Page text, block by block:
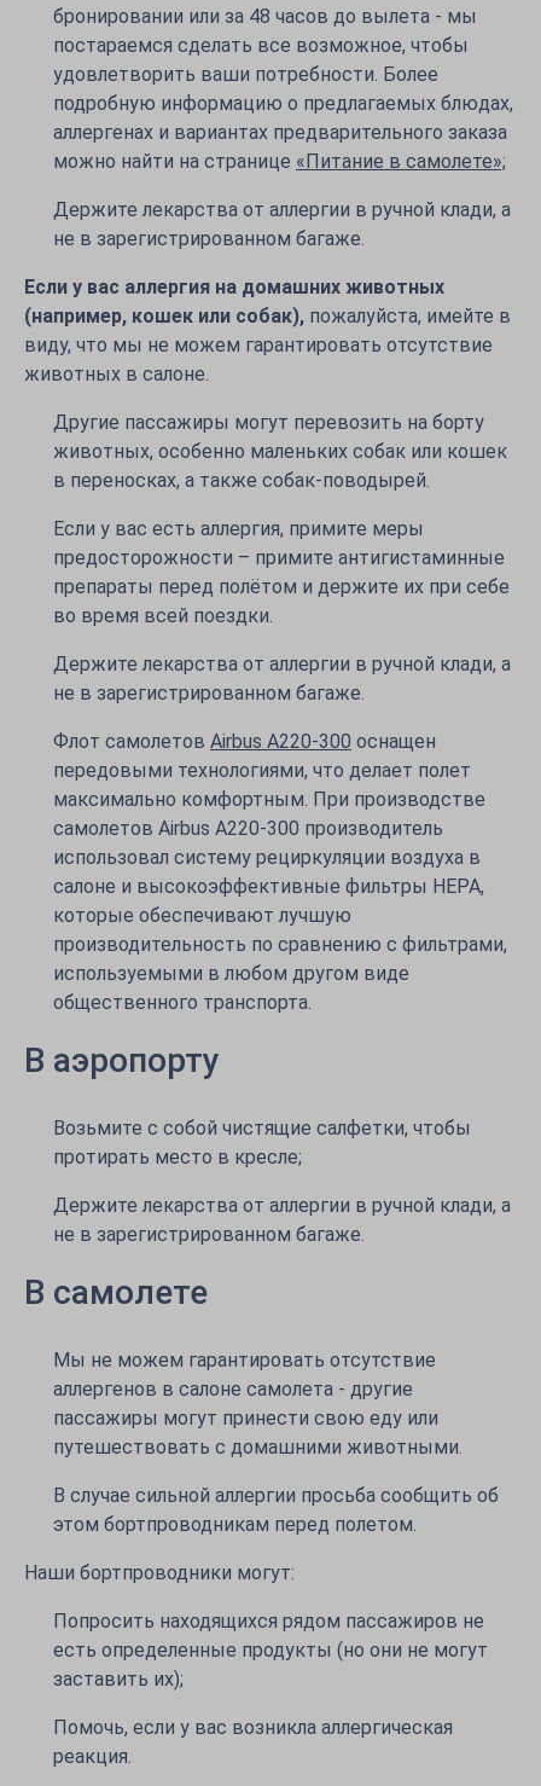
бронировании или за 48 часов до вылета - мы
постараемся сделать все возможное, чтобы
удовлетворить ваши потребности. Более
подробную информацию о предлагаемых блюдах,
аллергенах и вариантах предварительного заказа
можно найти на странице «Питание в самолете»;
Держите лекарства от аллергии в ручной клади, а
не в зарегистрированном багаже.
Если у вас аллергия на домашних животных
(например, кошек или собак), пожалуйста, имейте в
виду, что мы не можем гарантировать отсутствие
животных в салоне.
Другие пассажиры могут перевозить на борту
животных, особенно маленьких собак или кошек
в переносках, а также собак-поводырей.
Если у вас есть аллергия, примите меры
предосторожности – примите антигистаминные
препараты перед полётом и держите их при себе
во время всей поездки.
Держите лекарства от аллергии в ручной клади, а
не в зарегистрированном багаже.
Флот самолетов Airbus A220-300 оснащен
передовыми технологиями, что делает полет
максимально комфортным. При производстве
самолетов Airbus A220-300 производитель
использовал систему рециркуляции воздуха в
салоне и высокоэффективные фильтры HEPA,
которые обеспечивают лучшую
производительность по сравнению с фильтрами,
используемыми в любом другом виде
общественного транспорта.
В аэропорту
Возьмите с собой чистящие салфетки, чтобы
протирать место в кресле;
Держите лекарства от аллергии в ручной клади, а
не в зарегистрированном багаже.
В самолете
Мы не можем гарантировать отсутствие
аллергенов в салоне самолета - другие
пассажиры могут принести свою еду или
путешествовать с домашними животными.
В случае сильной аллергии просьба сообщить об
этом бортпроводникам перед полетом.
Наши бортпроводники могут:
Попросить находящихся рядом пассажиров не
есть определенные продукты (но они не могут
заставить их);
Помочь, если у вас возникла аллергическая
реакция.